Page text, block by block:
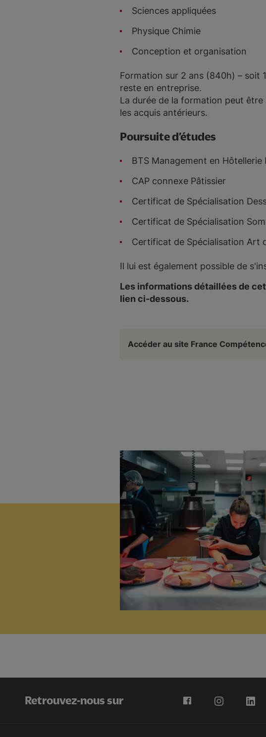
Sciences appliquées
Physique Chimie
Conception et organisation
Formation sur 2 ans (840h) – soit
reste en entreprise.
La durée de la formation peut
les acquis antérieurs.
Poursuite d’études
BTS Management en
CAP connexe Pâtissier
Certificat de Spécialisation
Certificat de Spécialisation
Certificat de Spécialisation Art
Il lui est également possible de
Les informations détaillées de
lien ci-dessous.
Accéder au site France
Retrouvez-nous sur